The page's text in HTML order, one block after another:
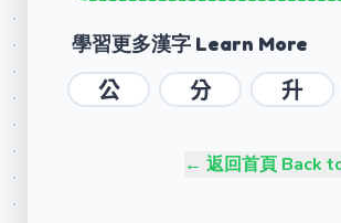
學習更多漢字 Learn More
公 分 升
← 返回首頁 Back